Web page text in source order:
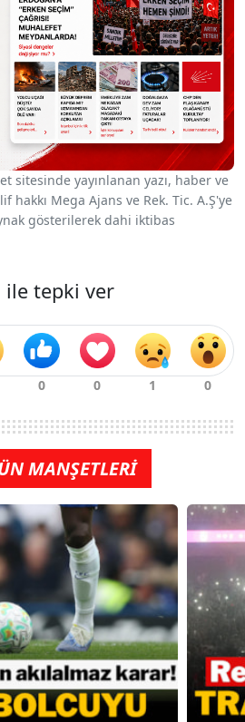
sitesinde yayınlanan yazı, haber ve
Mega Ajans ve Rek. Tic. A.Ş'ye
gösterilerek dahi iktibas
ile tepki ver
MANŞETLERİ